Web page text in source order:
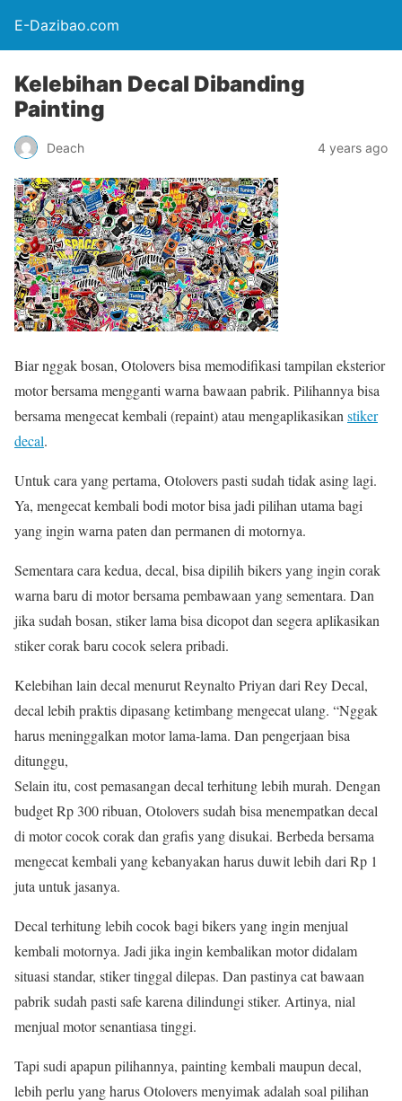
E-Dazibao.com
Kelebihan Decal Dibanding
Painting
Deach 4 years ago
Biar nggak bosan, Otolovers bisa memodifikasi tampilan eksterior
motor bersama mengganti warna bawaan pabrik. Pilihannya bisa
bersama mengecat kembali (repaint) atau mengaplikasikan stiker
decal.
Untuk cara yang pertama, Otolovers pasti sudah tidak asing lagi.
Ya, mengecat kembali bodi motor bisa jadi pilihan utama bagi
yang ingin warna paten dan permanen di motornya.
Sementara cara kedua, decal, bisa dipilih bikers yang ingin corak
warna baru di motor bersama pembawaan yang sementara. Dan
jika sudah bosan, stiker lama bisa dicopot dan segera aplikasikan
stiker corak baru cocok selera pribadi.
Kelebihan lain decal menurut Reynalto Priyan dari Rey Decal,
decal lebih praktis dipasang ketimbang mengecat ulang. “Nggak
harus meninggalkan motor lama-lama. Dan pengerjaan bisa
ditunggu,
Selain itu, cost pemasangan decal terhitung lebih murah. Dengan
budget Rp 300 ribuan, Otolovers sudah bisa menempatkan decal
di motor cocok corak dan grafis yang disukai. Berbeda bersama
mengecat kembali yang kebanyakan harus duwit lebih dari Rp 1
juta untuk jasanya.
Decal terhitung lebih cocok bagi bikers yang ingin menjual
kembali motornya. Jadi jika ingin kembalikan motor didalam
situasi standar, stiker tinggal dilepas. Dan pastinya cat bawaan
pabrik sudah pasti safe karena dilindungi stiker. Artinya, nial
menjual motor senantiasa tinggi.
Tapi sudi apapun pilihannya, painting kembali maupun decal,
lebih perlu yang harus Otolovers menyimak adalah soal pilihan